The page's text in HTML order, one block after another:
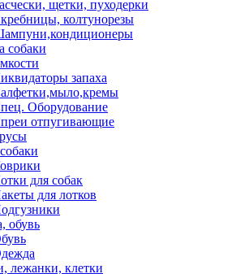
щетки, пуходерки
колтунорезы
собаки
запаха
Оборудование
отпугивающие
для собак
для лотков
обувь
лежанки, клетки